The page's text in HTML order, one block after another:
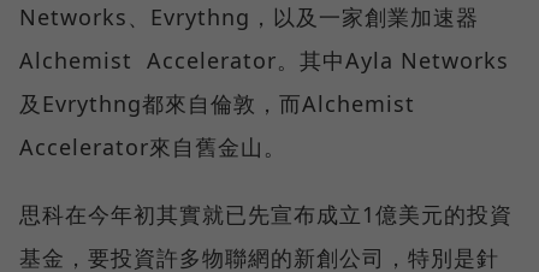
Networks、Evrythng，以及一家創業加速器
Alchemist Accelerator。其中Ayla Networks
及Evrythng都來自倫敦，而Alchemist
Accelerator來自舊金山。
思科在今年初其實就已先宣布成立1億美元的投資
基金，要投資許多物聯網的新創公司，特別是針